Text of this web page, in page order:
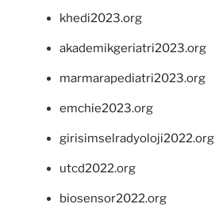
khedi2023.org
akademikgeriatri2023.org
marmarapediatri2023.org
emchie2023.org
girisimselradyoloji2022.org
utcd2022.org
biosensor2022.org